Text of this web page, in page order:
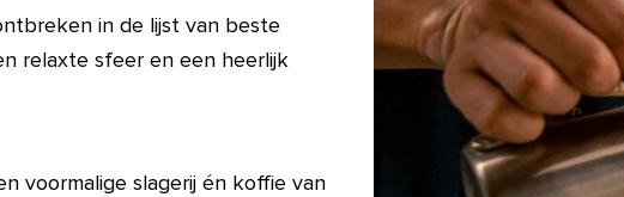
in de lijst van beste
relaxte sfeer en een heerlijk
voormalige slagerij én koffie van